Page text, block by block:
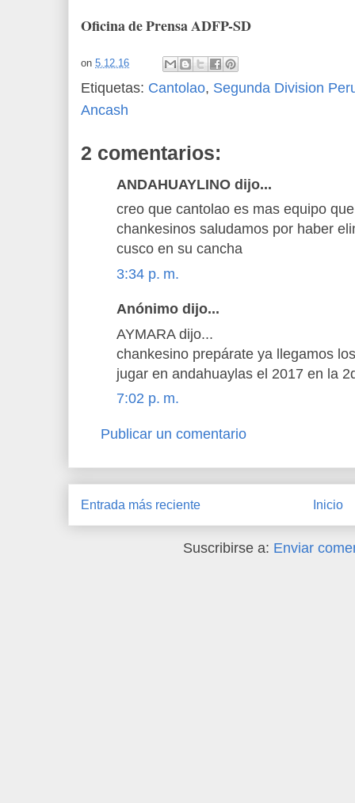
Oficina de Prensa ADFP-SD
on 5.12.16
Etiquetas: Cantolao, Segunda Division
Ancash
2 comentarios:
ANDAHUAYLINO dijo...
creo que cantolao es mas equipo
chankesinos saludamos por haber
cusco en su cancha
3:34 p. m.
Anónimo dijo...
AYMARA dijo...
chankesino prepárate ya llegamos
jugar en andahuaylas el 2017 en la
7:02 p. m.
Publicar un comentario
Entrada más reciente Inicio
Suscribirse a: Enviar